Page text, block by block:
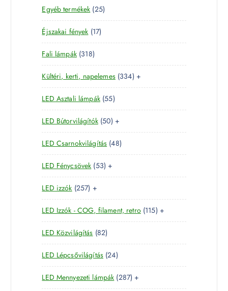
k
r
m
é
k
t
r
é
k
Egyéb termékek 252
5
e
m
é
k
Éjszakai fények 171
7
e
r
m
é
k
Fali lámpák 3183
1
8
t
e
r
m
é
k
Kültéri, kerti, napelemes 3343
3
t
r
é
+
LED Asztali lámpák 555
5
t
e
r
m
k
LED Bútorvilágítók 505
0
t
e
r
m
k
+
LED Csarnokvilágítás 484
8
e
m
é
k
LED Fénycsövek 535
3
e
r
m
é
k
+
LED izzók 2572
5
7
t
e
r
m
é
k
+
LED Izzók - COG, filament, retro 1151
1
t
r
+
LED Közvilágítás 828
2
t
e
r
LED Lépcsővilágítás 242
4
t
LED Mennyezeti lámpák 2872
8
+